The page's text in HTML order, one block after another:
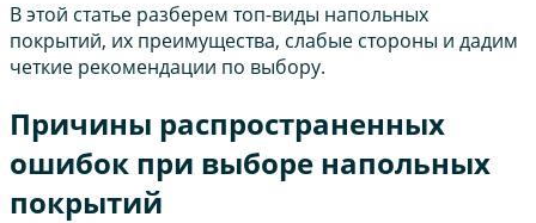
В этой статье разберем топ-виды напольных
покрытий, их преимущества, слабые стороны и дадим
четкие рекомендации по выбору.
Причины распространенных
ошибок при выборе напольных
покрытий